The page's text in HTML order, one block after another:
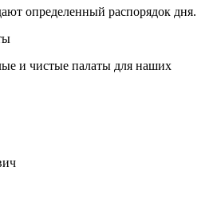
определенный распорядок дня.
и чистые палаты для наших